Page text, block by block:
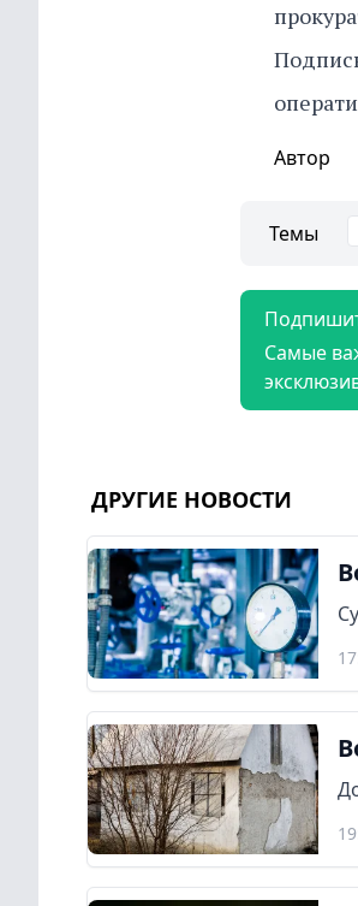
Автор
Темы
Самые
ДРУГИЕ НОВОСТИ